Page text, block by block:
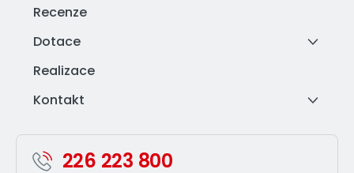
Recenze
Dotace
Realizace
Kontakt
226 223 800